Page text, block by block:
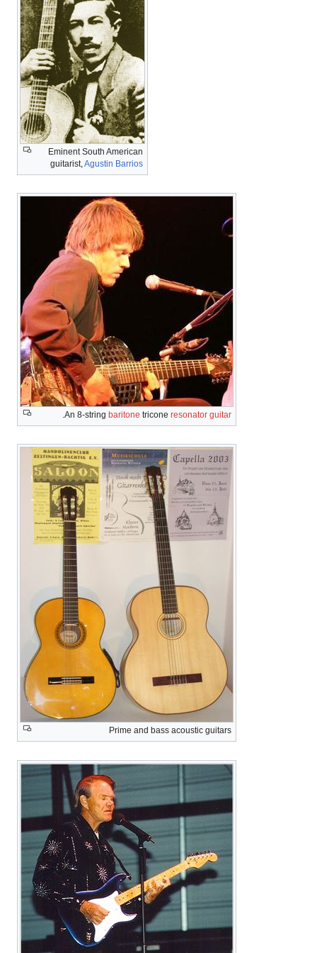
Eminent South American
guitarist,Agustin Barrios
An 8-stringbaritonetriconeresonator guitar
.
Prime and bass acoustic guitars